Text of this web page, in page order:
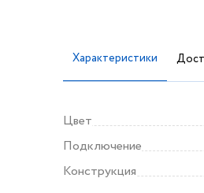
Характеристики
Цвет
Подключение
Конструкция